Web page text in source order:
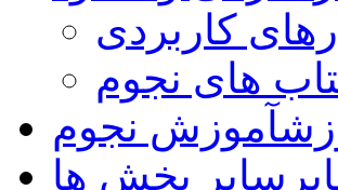
کاربردی
های نجوم
آموزش نجوم
سایر بخش ها